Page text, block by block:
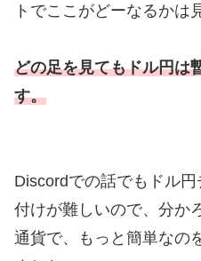
トでここがどーなるかは
どの足を見てもドル円は
す。
Discordでの話でもドル
付けが難しいので、分か
通貨で、もっと簡単なの